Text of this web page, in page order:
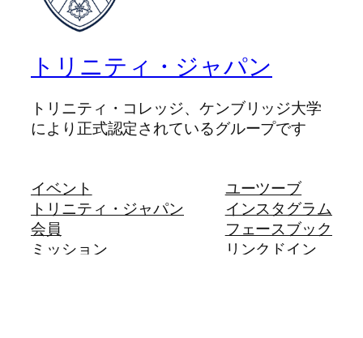
トリニティ・ジャパン
トリニティ・コレッジ、ケンブリッジ大学
により正式認定されているグループです
イベント
トリニティ・ジャパン
会員
ミッション
ユーツーブ
インスタグラム
フェースブック
リンクドイン